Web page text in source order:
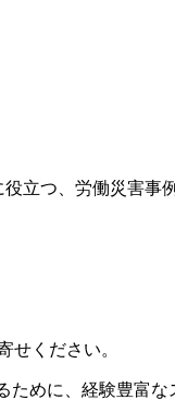
立つ、労働災害
せください。
めに、経験豊富